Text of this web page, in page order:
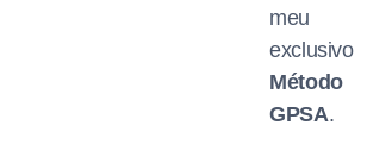
meu
exclusivo
Método
GPSA.